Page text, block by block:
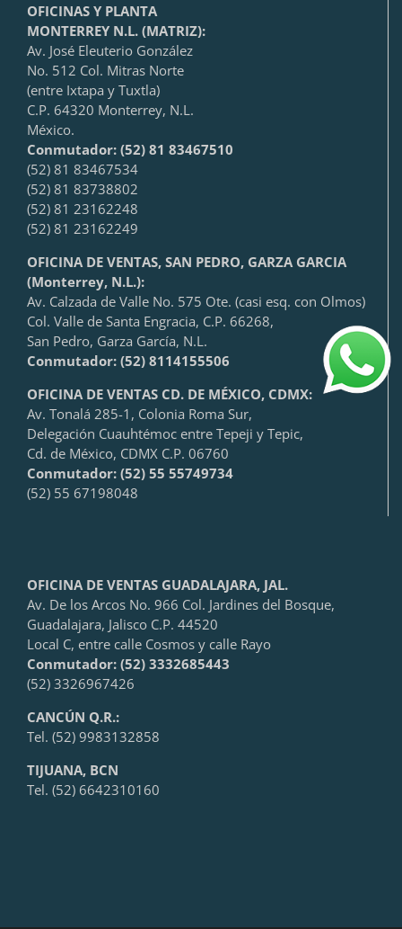
OFICINAS Y PLANTA
MONTERREY N.L. (MATRIZ):
Av. José Eleuterio González
No. 512 Col. Mitras Norte
(entre Ixtapa y Tuxtla)
C.P. 64320 Monterrey, N.L.
México.
Conmutador: (52) 81 83467510
(52) 81 83467534
(52) 81 83738802
(52) 81 23162248
(52) 81 23162249
OFICINA DE VENTAS, SAN PEDRO, GARZA GARCIA
(Monterrey, N.L.):
Av. Calzada de Valle No. 575 Ote. (casi esq. con Olmos)
Col. Valle de Santa Engracia, C.P. 66268,
San Pedro, Garza García, N.L.
Conmutador: (52) 8114155506
OFICINA DE VENTAS CD. DE MÉXICO, CDMX:
Av. Tonalá 285-1, Colonia Roma Sur,
Delegación Cuauhtémoc entre Tepeji y Tepic,
Cd. de México, CDMX C.P. 06760
Conmutador: (52) 55 55749734
(52) 55 67198048
OFICINA DE VENTAS GUADALAJARA, JAL.
Av. De los Arcos No. 966 Col. Jardines del Bosque,
Guadalajara, Jalisco C.P. 44520
Local C, entre calle Cosmos y calle Rayo
Conmutador: (52) 3332685443
(52) 3326967426
CANCÚN Q.R.:
Tel. (52) 9983132858
TIJUANA, BCN
Tel. (52) 6642310160